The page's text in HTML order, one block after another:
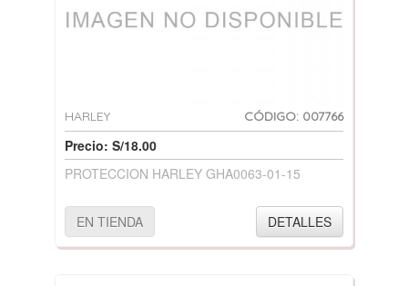
HARLEY CÓDIGO: 007766
Precio: S/18.00
PROTECCION HARLEY GHA0063-01-15
EN TIENDA DETALLES